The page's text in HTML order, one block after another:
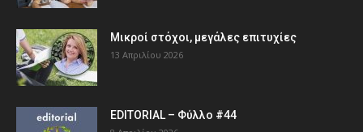
Μικροί στόχοι, μεγάλες επιτυχίες
13 Απριλίου 2026
EDITORIAL – Φύλλο #44